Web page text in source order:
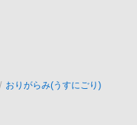
/ おりがらみ(うすにごり)